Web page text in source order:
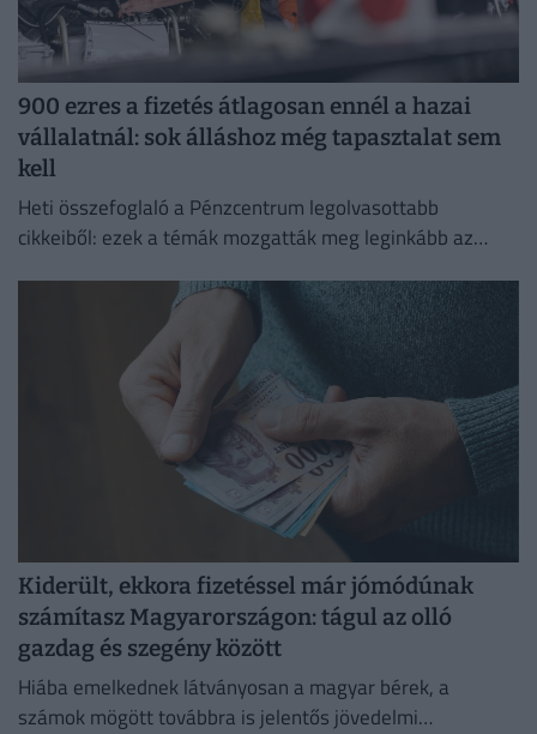
900 ezres a fizetés átlagosan ennél a hazai
vállalatnál: sok álláshoz még tapasztalat sem
kell
Heti összefoglaló a Pénzcentrum legolvasottabb
cikkeiből: ezek a témák mozgatták meg leginkább az
Kiderült, ekkora fizetéssel már jómódúnak
számítasz Magyarországon: tágul az olló
gazdag és szegény között
Hiába emelkednek látványosan a magyar bérek, a
számok mögött továbbra is jelentős jövedelmi